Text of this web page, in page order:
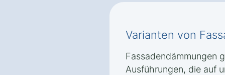
Varianten von
Fassadendämmungen
Ausführungen, die auf